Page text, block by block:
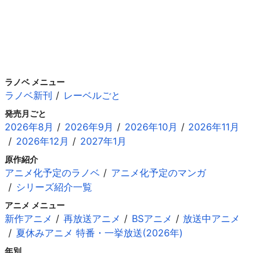
ラノベ メニュー
ラノベ新刊 レーベルごと
発売月ごと
2026年8月 2026年9月 2026年10月
2026年11月
2026年12月
2027年1月
原作紹介
アニメ化予定のラノベ
アニメ化予定のマンガ
シリーズ紹介一覧
アニメ メニュー
新作アニメ 再放送アニメ BSアニメ
放送中アニメ
夏休みアニメ 特番・一挙放送(2026年)
年別